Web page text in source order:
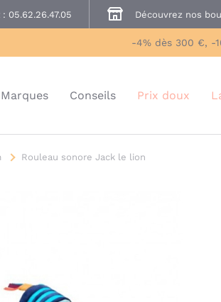
05.62.26.47.05 Découvrez nos
-4% dès 300 €, -
Marques Conseils Prix doux
Rouleau sonore Jack le lion